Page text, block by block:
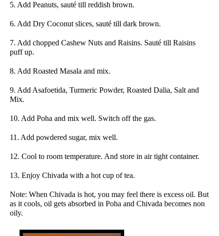
5. Add Peanuts, sauté till reddish brown.
6. Add Dry Coconut slices, sauté till dark brown.
7. Add chopped Cashew Nuts and Raisins. Sauté till Raisins
puff up.
8. Add Roasted Masala and mix.
9. Add Asafoetida, Turmeric Powder, Roasted Dalia, Salt and
Mix.
10. Add Poha and mix well. Switch off the gas.
11. Add powdered sugar, mix well.
12. Cool to room temperature. And store in air tight container.
13. Enjoy Chivada with a hot cup of tea.
Note: When Chivada is hot, you may feel there is excess oil. But
as it cools, oil gets absorbed in Poha and Chivada becomes non
oily.